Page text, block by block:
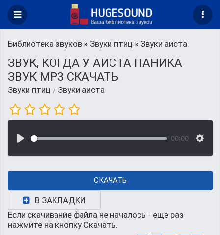
Библиотека звуков » Звуки птиц » Звуки аиста
ЗВУК, КОГДА У АИСТА ПАНИКА
ЗВУК MP3 СКАЧАТЬ
Звуки птиц / Звуки аиста
00:00
СКАЧАТЬ
В ЗАКЛАДКИ
Если скачивание файла не началось - еще раз
нажмите на кнопку Скачать.